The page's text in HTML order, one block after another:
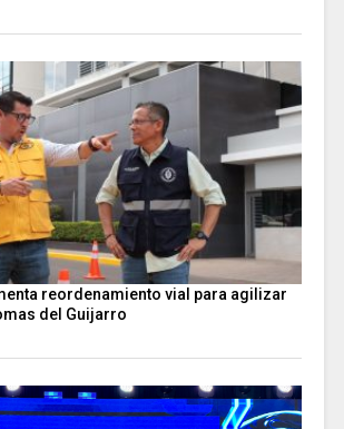
reordenamiento vial para agilizar
del Guijarro